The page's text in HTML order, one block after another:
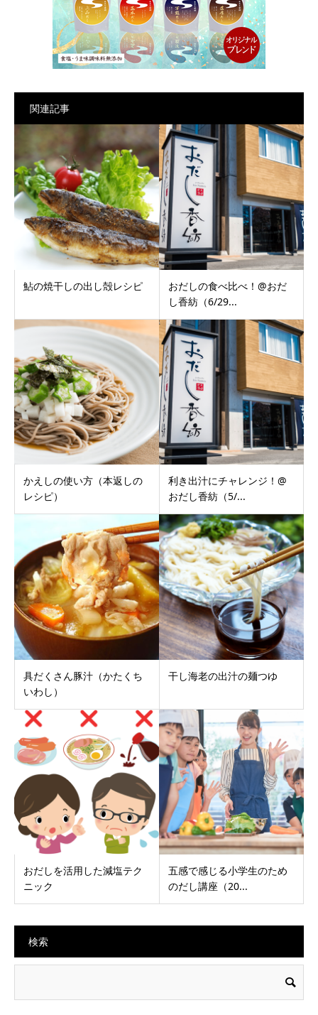
関連記事
鮎の焼干しの出し殻レシピ
おだしの食べ比べ！@おだ
し香紡（6/29...
かえしの使い方（本返しの
レシピ）
利き出汁にチャレンジ！@
おだし香紡（5/...
具だくさん豚汁（かたくち
いわし）
干し海老の出汁の麺つゆ
おだしを活用した減塩テク
ニック
五感で感じる小学生のため
のだし講座（20...
検索